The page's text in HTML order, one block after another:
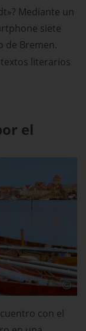
Mediante un
siete
de Bremen.
literarios
el
con el